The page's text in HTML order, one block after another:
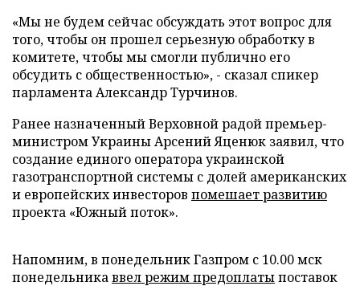
«Мы не будем сейчас обсуждать этот вопрос для
того, чтобы он прошел серьезную обработку в
комитете, чтобы мы смогли публично его
обсудить с общественностью», - сказал спикер
парламента Александр Турчинов.
Ранее назначенный Верховной радой премьер-
министром Украины Арсений Яценюк заявил, что
создание единого оператора украинской
газотранспортной системы с долей американских
и европейских инвесторов помешает развитию
проекта «Южный поток».
Напомним, в понедельник Газпром с 10.00 мск
понедельникаввел режим предоплатыпоставок